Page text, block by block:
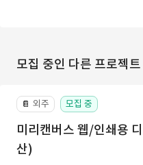
모집 중인 다른 프로젝트
📔 외주 모집 중
미리캔버스 웹/인쇄용
산)